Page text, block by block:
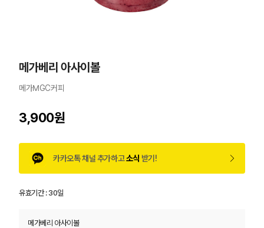
메가베리 아사이볼
메가MGC커피
3,900원
카카오톡 채널 추가하고소식 받기!
유효기간 :30일
메가베리 아사이볼